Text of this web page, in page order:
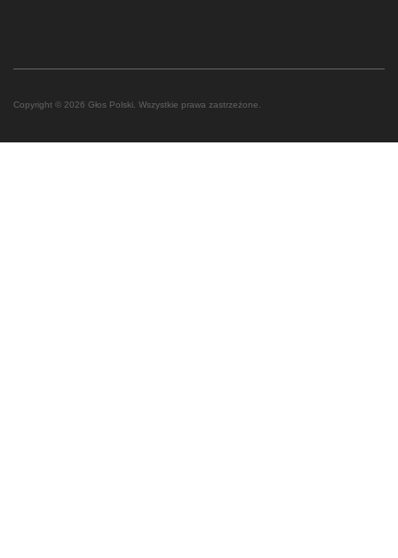
Copyright © 2026 Głos Polski. Wszystkie prawa zastrzeżone.